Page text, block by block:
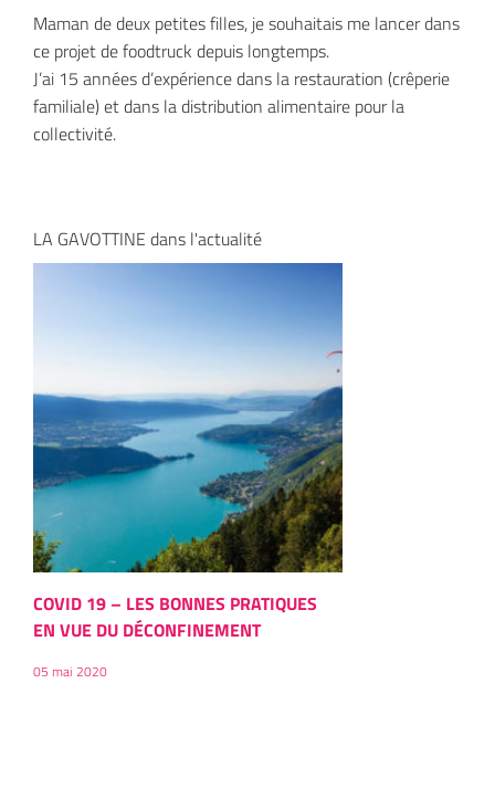
Maman de deux petites filles, je souhaitais me lancer dans
ce projet de foodtruck depuis longtemps.
J’ai 15 années d’expérience dans la restauration (crêperie
familiale) et dans la distribution alimentaire pour la
collectivité.
LA GAVOTTINE dans l'actualité
COVID 19 – LES BONNES PRATIQUES
EN VUE DU DÉCONFINEMENT
05 mai 2020